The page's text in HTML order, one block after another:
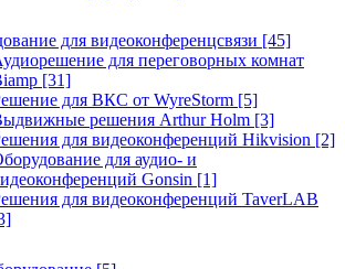
для видеоконференцсвязи [45]
для переговорных комнат
[31]
для ВКС от WyreStorm [5]
решения Arthur Holm [3]
для видеоконференций Hikvision [2]
для аудио- и
Gonsin [1]
для видеоконференций TaverLAB